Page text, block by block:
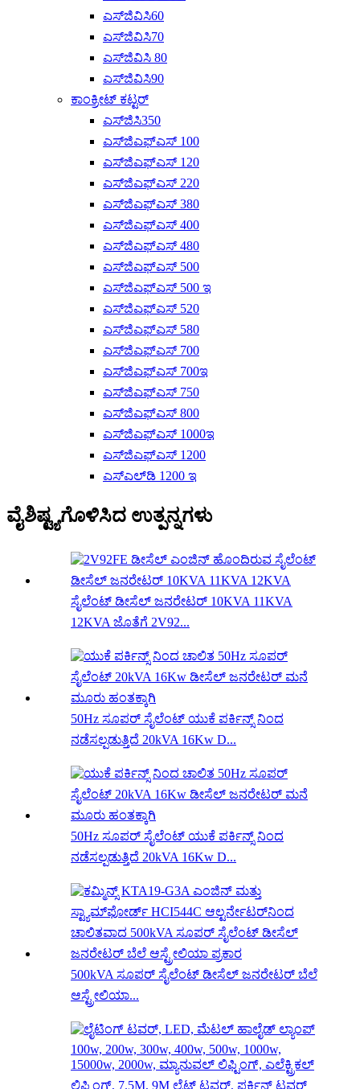
ಎಸ್‌ಜಿವಿಸಿ60
ಎಸ್‌ಜಿವಿಸಿ70
ಎಸ್‌ಜಿವಿಸಿ 80
ಎಸ್‌ಜಿವಿಸಿ90
ಕಾಂಕ್ರೀಟ್ ಕಟ್ಟರ್
ಎಸ್‌ಜಿಸಿ350
ಎಸ್‌ಜಿಎಫ್‌ಎಸ್ 100
ಎಸ್‌ಜಿಎಫ್‌ಎಸ್ 120
ಎಸ್‌ಜಿಎಫ್‌ಎಸ್ 220
ಎಸ್‌ಜಿಎಫ್‌ಎಸ್ 380
ಎಸ್‌ಜಿಎಫ್‌ಎಸ್ 400
ಎಸ್‌ಜಿಎಫ್‌ಎಸ್ 480
ಎಸ್‌ಜಿಎಫ್‌ಎಸ್ 500
ಎಸ್‌ಜಿಎಫ್‌ಎಸ್ 500 ಇ
ಎಸ್‌ಜಿಎಫ್‌ಎಸ್ 520
ಎಸ್‌ಜಿಎಫ್‌ಎಸ್ 580
ಎಸ್‌ಜಿಎಫ್‌ಎಸ್ 700
ಎಸ್‌ಜಿಎಫ್‌ಎಸ್ 700ಇ
ಎಸ್‌ಜಿಎಫ್‌ಎಸ್ 750
ಎಸ್‌ಜಿಎಫ್‌ಎಸ್ 800
ಎಸ್‌ಜಿಎಫ್‌ಎಸ್ 1000ಇ
ಎಸ್‌ಜಿಎಫ್‌ಎಸ್ 1200
ಎಸ್‌ಎಲ್‌ಡಿ 1200 ಇ
ವೈಶಿಷ್ಟ್ಯಗೊಳಿಸಿದ ಉತ್ಪನ್ನಗಳು
ಸೈಲೆಂಟ್ ಡೀಸೆಲ್ ಜನರೇಟರ್ 10KVA 11KVA
12KVA ಜೊತೆಗೆ 2V92...
50Hz ಸೂಪರ್ ಸೈಲೆಂಟ್ ಯುಕೆ ಪರ್ಕಿನ್ಸ್ ನಿಂದ
ನಡೆಸಲ್ಪಡುತ್ತಿದೆ 20kVA 16Kw D...
50Hz ಸೂಪರ್ ಸೈಲೆಂಟ್ ಯುಕೆ ಪರ್ಕಿನ್ಸ್ ನಿಂದ
ನಡೆಸಲ್ಪಡುತ್ತಿದೆ 20kVA 16Kw D...
500kVA ಸೂಪರ್ ಸೈಲೆಂಟ್ ಡೀಸೆಲ್ ಜನರೇಟರ್ ಬೆಲೆ
ಆಸ್ಟ್ರೇಲಿಯಾ...